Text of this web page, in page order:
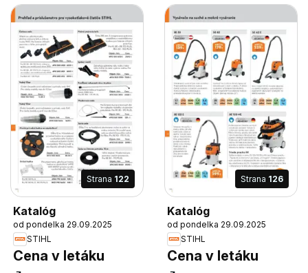
Strana 122
Katalóg
od pondelka 29.09.2025
STIHL
Cena v letáku
Strana 126
Katalóg
od pondelka 29.09.2025
STIHL
Cena v letáku